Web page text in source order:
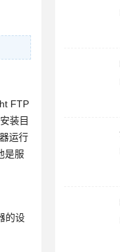
FTP
装目
运行
是服
的设